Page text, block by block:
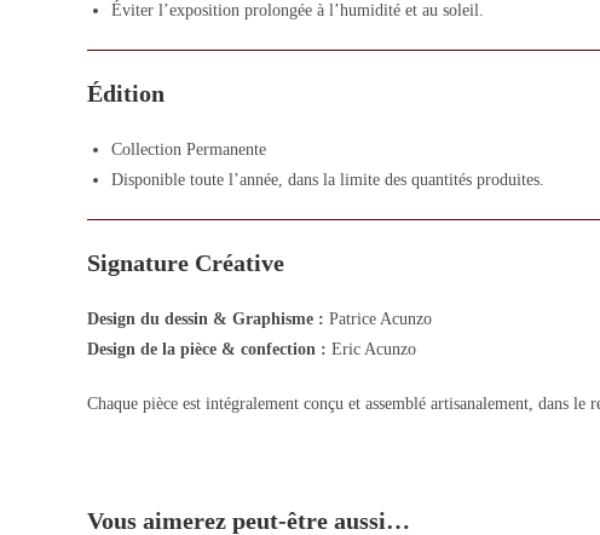
Éviter l’exposition prolongée à l’humidité et au soleil.
Édition
Collection Permanente
Disponible toute l’année, dans la limite des quantités produites.
Signature Créative
Design du dessin & Graphisme : Patrice Acunzo
Design de la pièce & confection : Eric Acunzo
Chaque pièce est intégralement conçu et assemblé artisanalement, dans
Vous aimerez peut-être aussi…